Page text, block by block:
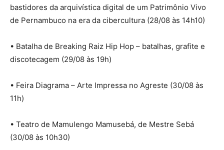
bastidores da arquivística digital de um Patrimônio Vivo
de Pernambuco na era da cibercultura (28/08 às 14h10)
• Batalha de Breaking Raiz Hip Hop – batalhas, grafite e
discotecagem (29/08 às 19h)
• Feira Diagrama – Arte Impressa no Agreste (30/08 às
11h)
• Teatro de Mamulengo Mamusebá, de Mestre Sebá
(30/08 às 10h30)